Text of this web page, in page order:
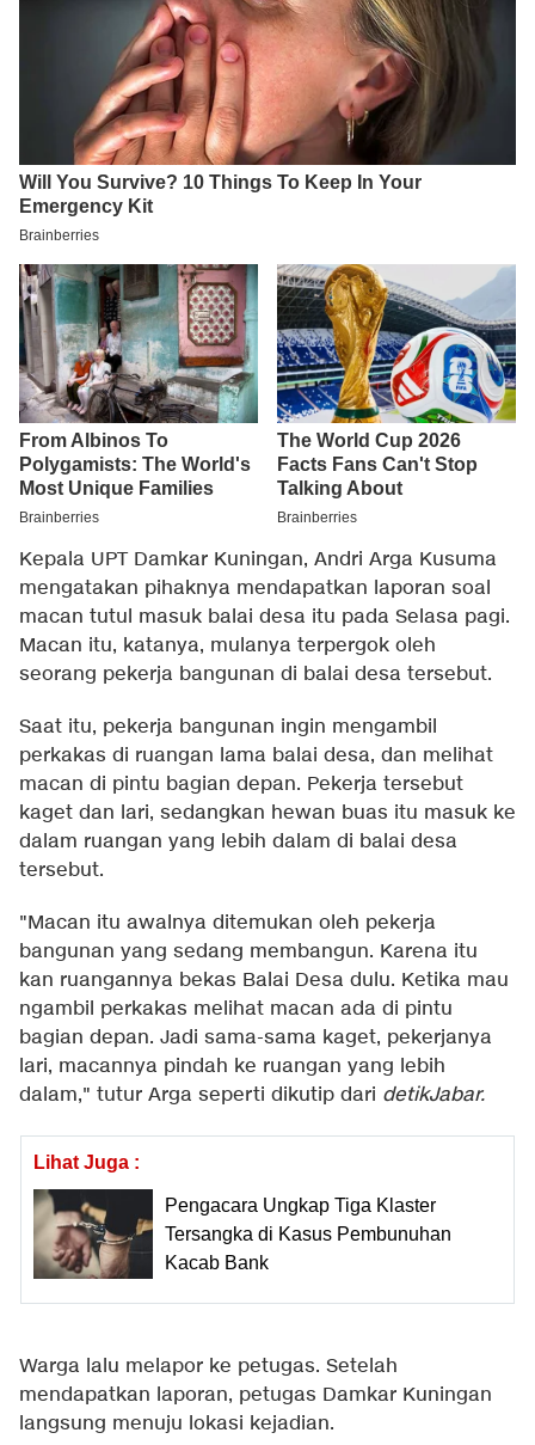
Kepala UPT Damkar Kuningan, Andri Arga Kusuma
mengatakan pihaknya mendapatkan laporan soal
macan tutul masuk balai desa itu pada Selasa pagi.
Macan itu, katanya, mulanya terpergok oleh
seorang pekerja bangunan di balai desa tersebut.
Saat itu, pekerja bangunan ingin mengambil
perkakas di ruangan lama balai desa, dan melihat
macan di pintu bagian depan. Pekerja tersebut
kaget dan lari, sedangkan hewan buas itu masuk ke
dalam ruangan yang lebih dalam di balai desa
tersebut.
"Macan itu awalnya ditemukan oleh pekerja
bangunan yang sedang membangun. Karena itu
kan ruangannya bekas Balai Desa dulu. Ketika mau
ngambil perkakas melihat macan ada di pintu
bagian depan. Jadi sama-sama kaget, pekerjanya
lari, macannya pindah ke ruangan yang lebih
dalam," tutur Arga seperti dikutip dari detikJabar.
Lihat Juga :
Pengacara Ungkap Tiga Klaster
Tersangka di Kasus Pembunuhan
Kacab Bank
Warga lalu melapor ke petugas. Setelah
mendapatkan laporan, petugas Damkar Kuningan
langsung menuju lokasi kejadian.